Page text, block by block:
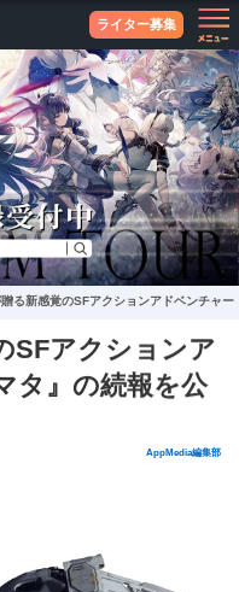
ライター募集
る新感覚のSFアクションアドベンチャ
SFアクションア
タ』の続報を公
AppMedia編集部